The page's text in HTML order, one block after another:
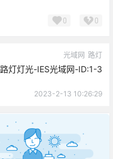
0 0
光域网 路灯
路灯灯光-IES光域网-ID:1-3
2023-2-13 10:26:29